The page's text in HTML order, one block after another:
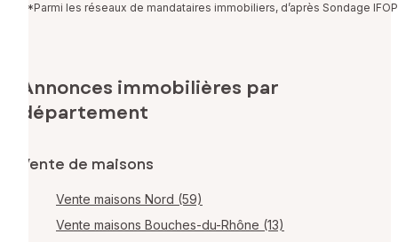
*Parmi les réseaux de mandataires immobiliers, d’après Sondage IFOP
Annonces immobilières par
département
Vente de maisons
Vente maisons Nord (59)
Vente maisons Bouches-du-Rhône (13)